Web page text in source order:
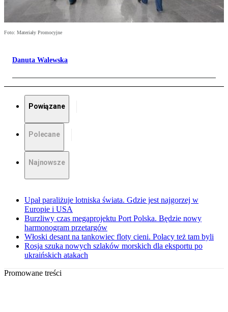
Foto: Materiały Promocyjne
Danuta Walewska
Powiązane
Polecane
Najnowsze
Upał paraliżuje lotniska świata. Gdzie jest najgorzej w
Europie i USA
Burzliwy czas megaprojektu Port Polska. Będzie nowy
harmonogram przetargów
Włoski desant na tankowiec floty cieni. Polacy też tam byli
Rosja szuka nowych szlaków morskich dla eksportu po
ukraińskich atakach
Promowane treści